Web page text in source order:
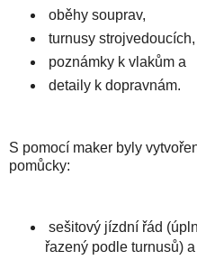
oběhy souprav,
turnusy strojvedoucích,
poznámky k vlakům a
detaily k dopravnám.
S pomocí maker byly
pomůcky:
sešitový jízdní řád
řazený podle turnusů) a